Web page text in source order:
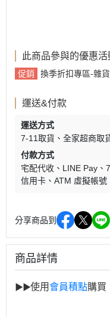
此商品參與的優惠活
促銷 換季折扣專區-雜
運送&付款
運送方式
7-11取貨
全家超商取
付款方式
宅配代收
LINE Pay
信用卡
ATM 虛擬帳號
分享商品到
商品詳情
▶︎ ▶︎使用會員積點購買